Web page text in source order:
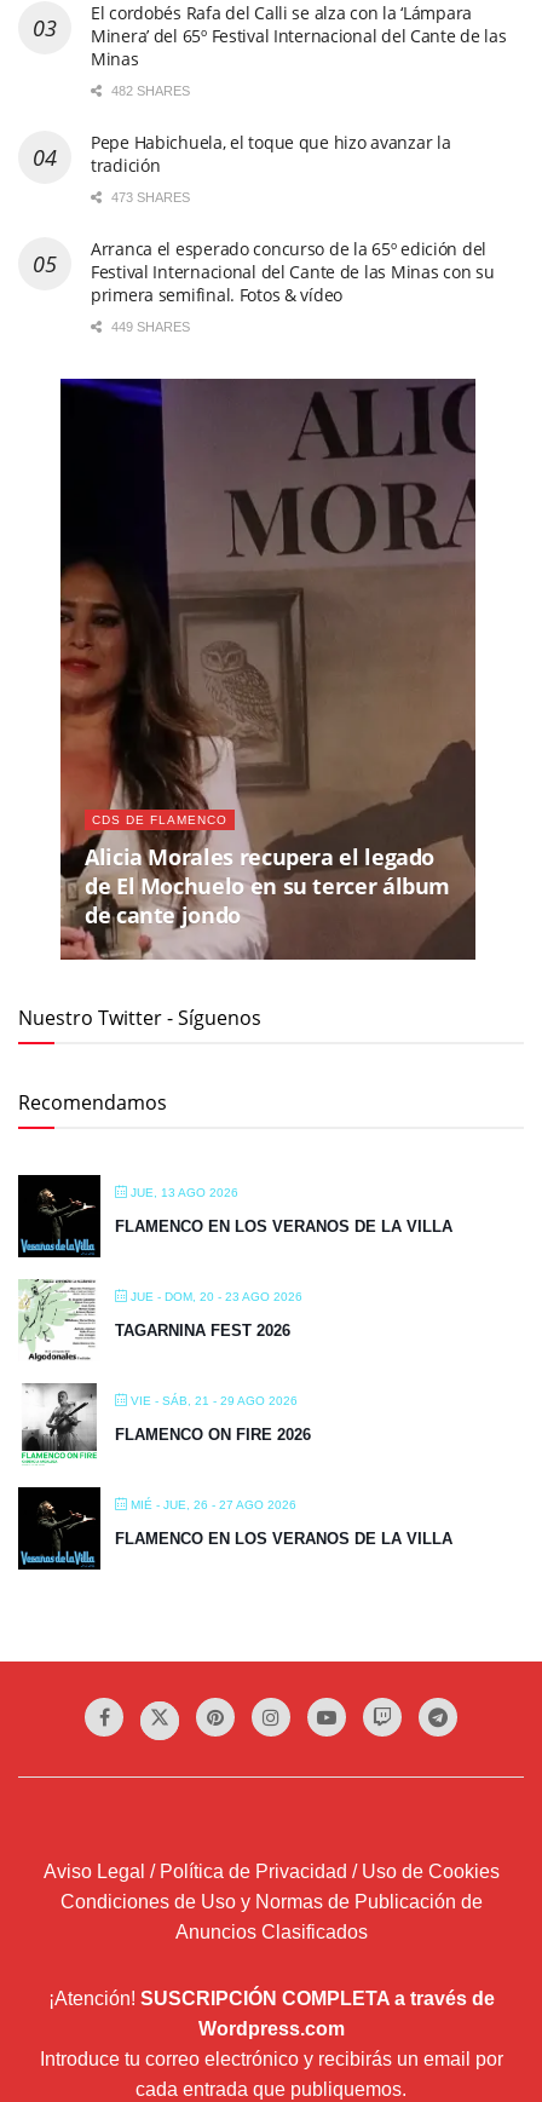
El cordobés Rafa del Calli se alza con la ‘Lámpara
Minera’ del 65º Festival Internacional del Cante de las
Minas
482 SHARES
Pepe Habichuela, el toque que hizo avanzar la
tradición
473 SHARES
Arranca el esperado concurso de la 65º edición del
Festival Internacional del Cante de las Minas con su
primera semifinal. Fotos & vídeo
449 SHARES
CDS DE FLAMENCO
Alicia Morales recupera el legado
de El Mochuelo en su tercer álbum
de cante jondo
Nuestro Twitter - Síguenos
Recomendamos
JUE, 13 AGO 2026
FLAMENCO EN LOS VERANOS DE LA VILLA
JUE - DOM, 20 - 23 AGO 2026
TAGARNINA FEST 2026
VIE - SÁB, 21 - 29 AGO 2026
FLAMENCO ON FIRE 2026
MIÉ - JUE, 26 - 27 AGO 2026
FLAMENCO EN LOS VERANOS DE LA VILLA
Aviso Legal / Política de Privacidad / Uso de Cookies
Condiciones de Uso y Normas de Publicación de
Anuncios Clasificados
¡Atención! SUSCRIPCIÓN COMPLETA a través de
Wordpress.com
Introduce tu correo electrónico y recibirás un email por
cada entrada que publiquemos.